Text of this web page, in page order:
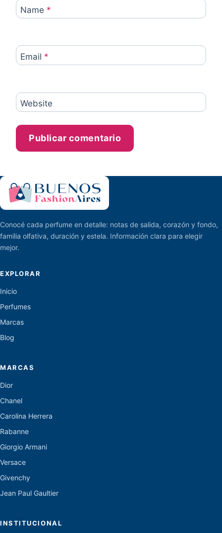
Name *
Email *
Website
Conocé cada perfume en detalle: notas de salida, corazón y fondo,
familia olfativa, duración y estela. Información clara para elegir
mejor.
EXPLORAR
Inicio
Perfumes
Marcas
Blog
MARCAS
Dior
Chanel
Carolina Herrera
Rabanne
Giorgio Armani
Versace
Givenchy
Jean Paul Gaultier
INSTITUCIONAL